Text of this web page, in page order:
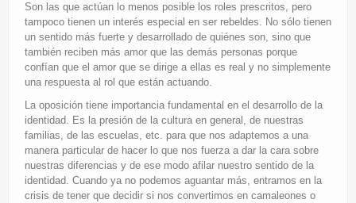
Son las que actúan lo menos posible los roles prescritos, pero
tampoco tienen un interés especial en ser rebeldes. No sólo tienen
un sentido más fuerte y desarrollado de quiénes son, sino que
también reciben más amor que las demás personas porque
confían que el amor que se dirige a ellas es real y no simplemente
una respuesta al rol que están actuando.
La oposición tiene importancia fundamental en el desarrollo de la
identidad. Es la presión de la cultura en general, de nuestras
familias, de las escuelas, etc. para que nos adaptemos a una
manera particular de hacer lo que nos fuerza a dar la cara sobre
nuestras diferencias y de ese modo afilar nuestro sentido de la
identidad. Cuando ya no podemos aguantar más, entramos en la
crisis de tener que decidir si nos convertimos en camaleones o